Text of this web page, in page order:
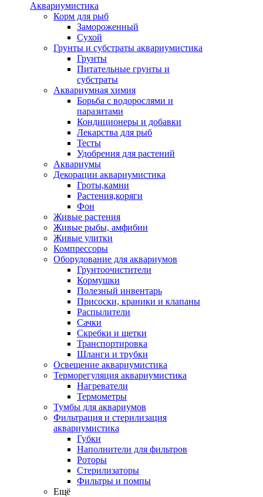
Аквариумистика
Корм для рыб
Замороженный
Сухой
Грунты и субстраты аквариумистика
Грунты
Питательные грунты и
субстраты
Аквариумная химия
Борьба с водорослями и
паразитами
Кондиционеры и добавки
Лекарства для рыб
Тесты
Удобрения для растений
Аквариумы
Декорации аквариумистика
Гроты,камни
Растения,коряги
Фон
Живые растения
Живые рыбы, амфибии
Живые улитки
Компрессоры
Оборудование для аквариумов
Грунтоочистители
Кормушки
Полезный инвентарь
Присоски, краники и клапаны
Распылители
Сачки
Скребки и щетки
Транспортировка
Шланги и трубки
Освещение аквариумистика
Терморегуляция аквариумистика
Нагреватели
Термометры
Тумбы для аквариумов
Фильтрация и стерилизация
аквариумистика
Губки
Наполнители для фильтров
Роторы
Стерилизаторы
Фильтры и помпы
Ещё